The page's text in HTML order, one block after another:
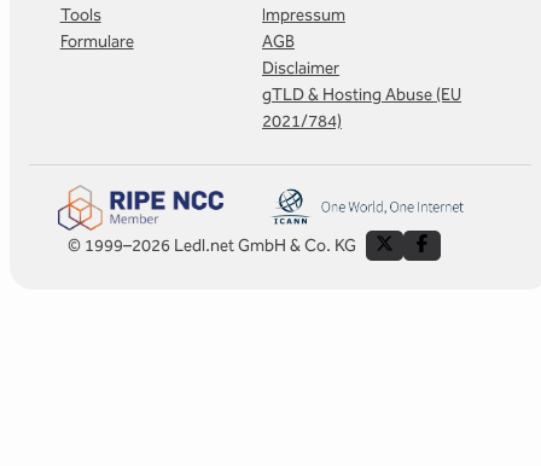
Tools
Formulare
Impressum
AGB
Disclaimer
gTLD & Hosting Abuse (EU
2021/784)
© 1999–2026 Ledl.net GmbH & Co. KG